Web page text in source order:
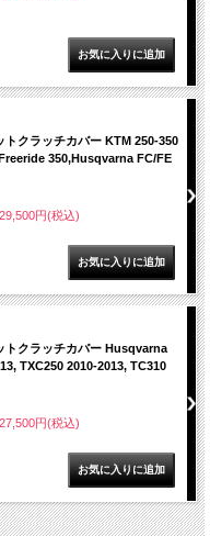
トクラッチカバー KTM 250-350
350,Husqvarna FC/FE
円(税込)
トクラッチカバー Husqvarna
TXC250 2010-2013, TC310
円(税込)